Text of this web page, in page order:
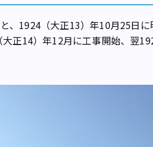
、1924（大正13）年10月25日
正14）年12月に工事開始、翌